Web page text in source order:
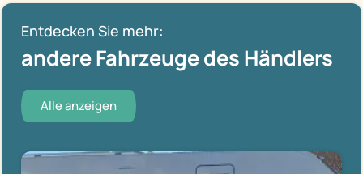
Entdecken Sie mehr:
andere Fahrzeuge des Händlers
Alle anzeigen